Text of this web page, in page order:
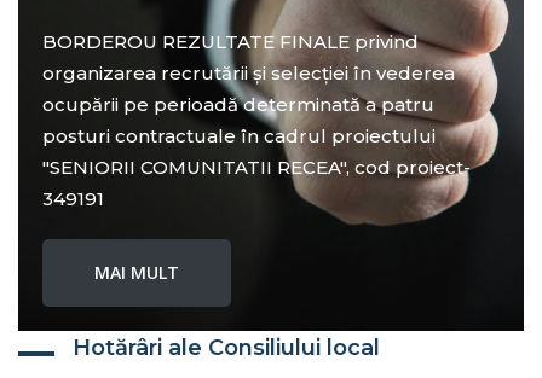
BORDEROU REZULTATE FINALE privind
organizarea recrutării și selecției în vederea
ocupării pe perioadă determinată a patru
posturi contractuale în cadrul proiectului
"SENIORII COMUNITATII RECEA", cod proiect-
349191
MAI MULT
Hotărâri ale Consiliului local